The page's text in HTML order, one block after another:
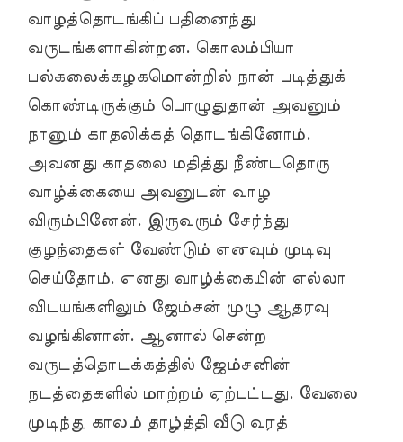
வாழத்தொடங்கிப் பதினைந்து
வருடங்களாகின்றன. கொலம்பியா
பல்கலைக்கழகமொன்றில் நான் படித்துக்
கொண்டிருக்கும் பொழுதுதான் அவனும்
நானும் காதலிக்கத் தொடங்கினோம்.
அவனது காதலை மதித்து நீண்டதொரு
வாழ்க்கையை அவனுடன் வாழ
விரும்பினேன். இருவரும் சேர்ந்து
குழந்தைகள் வேண்டும் எனவும் முடிவு
செய்தோம். எனது வாழ்க்கையின் எல்லா
விடயங்களிலும் ஜேம்சன் முழு ஆதரவு
வழங்கினான். ஆனால் சென்ற
வருடத்தொடக்கத்தில் ஜேம்சனின்
நடத்தைகளில் மாற்றம் ஏற்பட்டது. வேலை
முடிந்து காலம் தாழ்த்தி வீடு வரத்